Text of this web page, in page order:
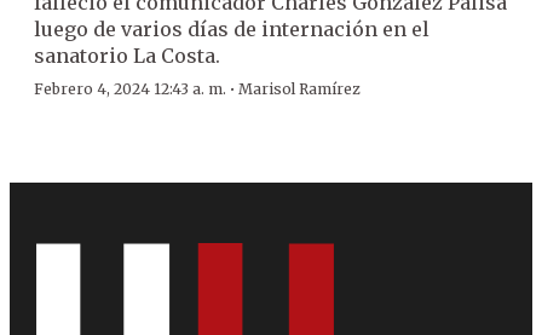
luego de varios días de internación en el
sanatorio La Costa.
Febrero 4, 2024 12:43 a. m. · Marisol Ramírez